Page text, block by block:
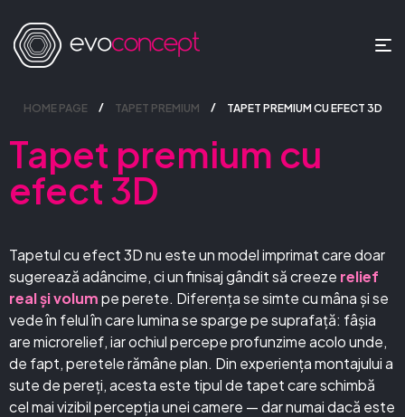
HOME PAGE TAPET PREMIUM TAPET PREMIUM CU EFECT 3D
Tapet premium cu
efect 3D
Tapetul cu efect 3D nu este un model imprimat care doar
sugerează adâncime, ci un finisaj gândit să creeze relief
real și volumpe perete. Diferența se simte cu mâna și se
vede în felul în care lumina se sparge pe suprafață: fâșia
are microrelief, iar ochiul percepe profunzime acolo unde,
de fapt, peretele rămâne plan. Din experiența montajului a
sute de pereți, acesta este tipul de tapet care schimbă
cel mai vizibil percepția unei camere — dar numai dacă este